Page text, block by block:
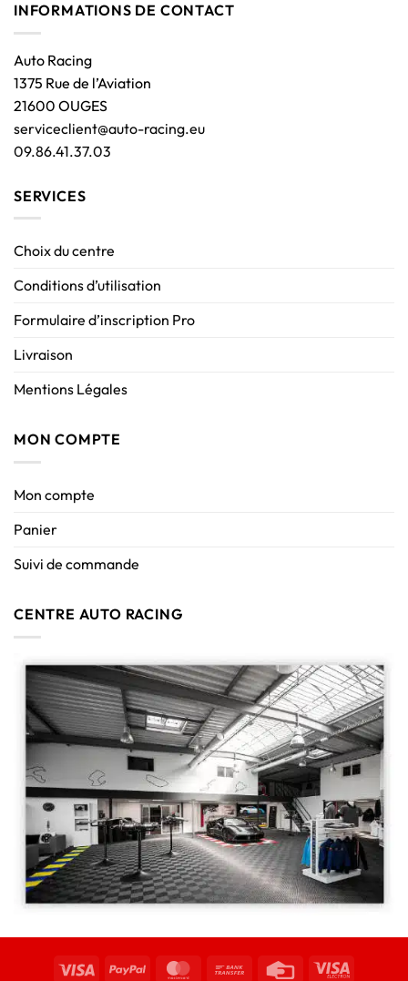
INFORMATIONS DE CONTACT
Auto Racing
1375 Rue de l’Aviation
21600 OUGES
serviceclient@auto-racing.eu
09.86.41.37.03
SERVICES
Choix du centre
Conditions d’utilisation
Formulaire d’inscription Pro
Livraison
Mentions Légales
MON COMPTE
Mon compte
Panier
Suivi de commande
CENTRE AUTO RACING